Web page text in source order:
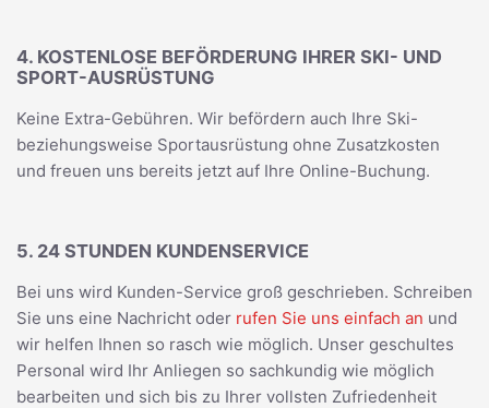
4. KOSTENLOSE BEFÖRDERUNG IHRER SKI- UND
SPORT-AUSRÜSTUNG
Keine Extra-Gebühren. Wir befördern auch Ihre Ski-
beziehungsweise Sportausrüstung ohne Zusatzkosten
und freuen uns bereits jetzt auf Ihre Online-Buchung.
5. 24 STUNDEN KUNDENSERVICE
Bei uns wird Kunden-Service groß geschrieben. Schreiben
Sie uns eine Nachricht oder rufen Sie uns einfach an und
wir helfen Ihnen so rasch wie möglich. Unser geschultes
Personal wird Ihr Anliegen so sachkundig wie möglich
bearbeiten und sich bis zu Ihrer vollsten Zufriedenheit